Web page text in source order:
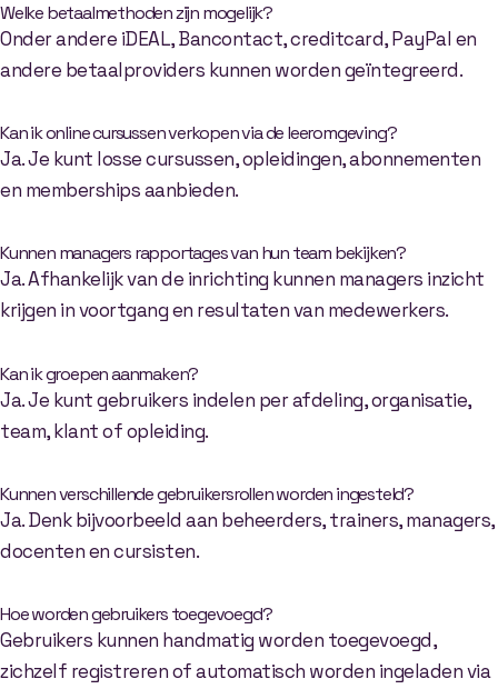
Welke betaalmethoden zijn mogelijk?
Onder andere iDEAL, Bancontact, creditcard, PayPal en
andere betaalproviders kunnen worden geïntegreerd.
Kan ik online cursussen verkopen via de leeromgeving?
Ja. Je kunt losse cursussen, opleidingen, abonnementen
en memberships aanbieden.
Kunnen managers rapportages van hun team bekijken?
Ja. Afhankelijk van de inrichting kunnen managers inzicht
krijgen in voortgang en resultaten van medewerkers.
Kan ik groepen aanmaken?
Ja. Je kunt gebruikers indelen per afdeling, organisatie,
team, klant of opleiding.
Kunnen verschillende gebruikersrollen worden ingesteld?
Ja. Denk bijvoorbeeld aan beheerders, trainers, managers,
docenten en cursisten.
Hoe worden gebruikers toegevoegd?
Gebruikers kunnen handmatig worden toegevoegd,
zichzelf registreren of automatisch worden ingeladen via